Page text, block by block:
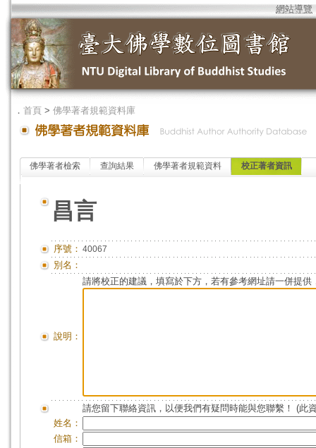
網站導覽
． 首頁 > 佛學著者規範資料庫
佛學著者檢索 查詢結果 佛學著者規範資料 校正著者資訊
昌言
序號： 40067
別名：
說明：
請將校正的建議，填寫於下方，若有參考網址請一併提供
請您留下聯絡資訊，以便我們有疑問時能與您聯繫！ (此
姓名：
信箱：